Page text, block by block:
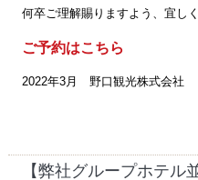
何卒ご理解賜りますよう、宜し
ご予約はこちら
2022年3月 野口観光株式会社
【弊社グループホテル